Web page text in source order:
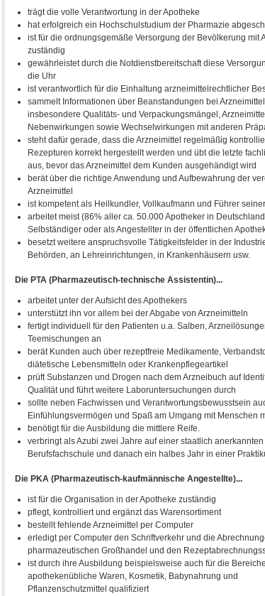
trägt die volle Verantwortung in der Apotheke
hat erfolgreich ein Hochschulstudium der Pharmazie
ist für die ordnungsgemäße Versorgung der Bevölkerung mit
zuständig
gewährleistet durch die Notdienstbereitschaft diese
die Uhr
ist verantwortlich für die Einhaltung arzneimittelrechtlicher
sammelt Informationen über Beanstandungen bei
insbesondere Qualitäts- und Verpackungsmängel,
Nebenwirkungen sowie Wechselwirkungen mit anderen
steht dafür gerade, dass die Arzneimittel regelmäßig
Rezepturen korrekt hergestellt werden und übt die letzte
aus, bevor das Arzneimittel dem Kunden ausgehändigt wird
berät über die richtige Anwendung und Aufbewahrung der
Arzneimittel
ist kompetent als Heilkundler, Vollkaufmann und Führer
arbeitet meist (86% aller ca. 50.000 Apotheker in
Selbständiger oder als Angestellter in der öffentlichen
besetzt weitere anspruchsvolle Tätigkeitsfelder in der
Behörden, an Lehreinrichtungen, in Krankenhäusern usw.
Die PTA (Pharmazeutisch-technische Assistentin)...
arbeitet unter der Aufsicht des Apothekers
unterstützt ihn vor allem bei der Abgabe von Arzneimitteln
fertigt individuell für den Patienten u.a. Salben,
Teemischungen an
berät Kunden auch über rezeptfreie Medikamente,
diätetische Lebensmitteln oder Krankenpflegeartikel
prüft Substanzen und Drogen nach dem Arzneibuch auf
Qualität und führt weitere Laboruntersuchungen durch
sollte neben Fachwissen und Verantwortungsbewusstsein
Einfühlungsvermögen und Spaß am Umgang mit Menschen
benötigt für die Ausbildung die mittlere Reife.
verbringt als Azubi zwei Jahre auf einer staatlich anerkannten
Berufsfachschule und danach ein halbes Jahr in einer
Die PKA (Pharmazeutisch-kaufmännische Angestellte)...
ist für die Organisation in der Apotheke zuständig
pflegt, kontrolliert und ergänzt das Warensortiment
bestellt fehlende Arzneimittel per Computer
erledigt per Computer den Schriftverkehr und die
pharmazeutischen Großhandel und den
ist durch ihre Ausbildung beispielsweise auch für die Bereiche
apothekenübliche Waren, Kosmetik, Babynahrung und
Pflanzenschutzmittel qualifiziert